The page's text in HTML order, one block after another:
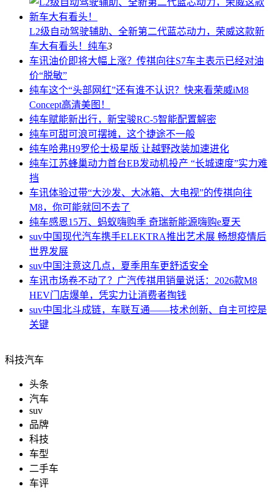
L2级自动驾驶辅助、全新第二代蓝芯动力，荣威这款新
车大有看头！ 纯车3
车讯油价即将大幅上涨？传祺向往S7车主表示已经对油
价“脱敏”
纯车这个“头部网红”还有谁不认识？快来看荣威iM8
Concept高清美图！
纯车赋能新出行，新宝骏RC-5智能配置解密
纯车可甜可浪可摆摊，这个捷途不一般
纯车哈弗H9罗伦士极星版 让越野改装加速进化
纯车江苏蜂巢动力首台EB发动机投产 “长城速度”实力难
挡
车讯体验过带“大沙发、大冰箱、大电视”的传祺向往
M8，你可能就回不去了
纯车感恩15万、蚂蚁嗨购季 奇瑞新能源嗨购e夏天
suv中国现代汽车携手ELEKTRA推出艺术展 畅想疫情后
世界发展
suv中国注意这几点，夏季用车更舒适安全
车讯市场卷不动了？广汽传祺用销量说话：2026款M8
HEV门店爆单，凭实力让消费者掏钱
suv中国北斗成链，车联互通——技术创新、自主可控是
关键
科技汽车
头条
汽车
suv
品牌
科技
车型
二手车
车评